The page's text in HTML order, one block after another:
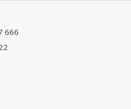
666